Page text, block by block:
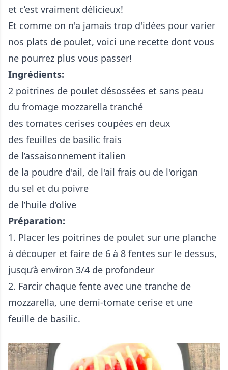
et c’est vraiment délicieux!
Et comme on n'a jamais trop d'idées pour varier
nos plats de poulet, voici une recette dont vous
ne pourrez plus vous passer!
Ingrédients:
2 poitrines de poulet désossées et sans peau
du fromage mozzarella tranché
des tomates cerises coupées en deux
des feuilles de basilic frais
de l’assaisonnement italien
de la poudre d'ail, de l'ail frais ou de l'origan
du sel et du poivre
de l’huile d’olive
Préparation:
1. Placer les poitrines de poulet sur une planche
à découper et faire de 6 à 8 fentes sur le dessus,
jusqu’à environ 3/4 de profondeur
2. Farcir chaque fente avec une tranche de
mozzarella, une demi-tomate cerise et une
feuille de basilic.